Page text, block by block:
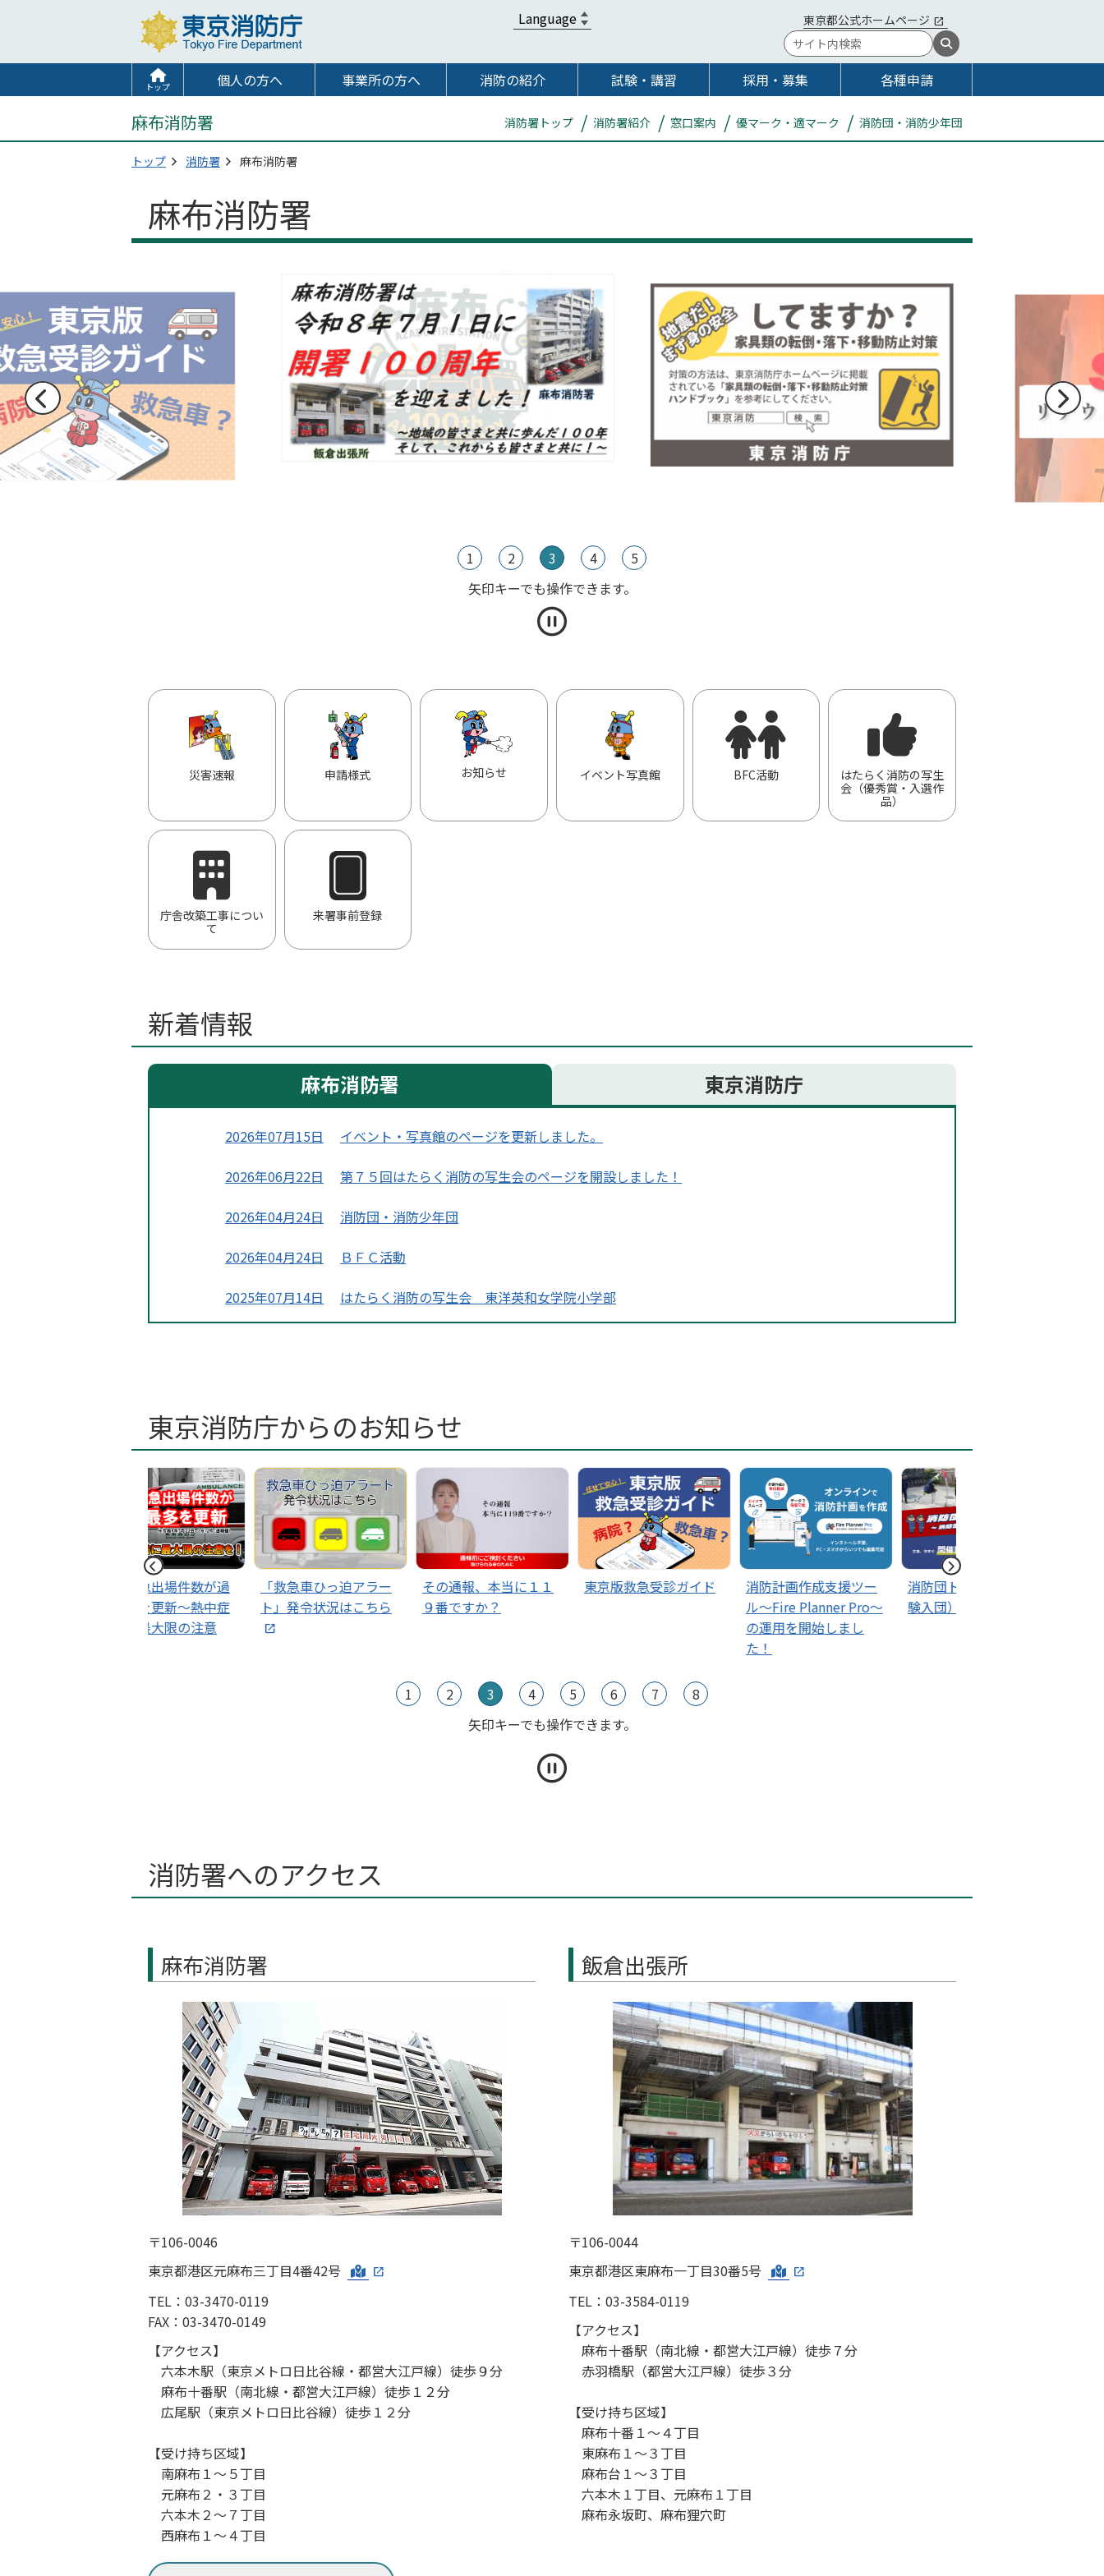
東京都公式ホームページ
トップ 個人の方へ 事業所の方へ 消防の紹介 試験・講習 採用・募集 各種申請
麻布消防署 消防署トップ 消防署紹介 窓口案内 優マーク・適マーク 消防団・消防少年団
トップ 消防署 麻布消防署
麻布消防署
1 2 3 4
5
矢印キーでも操作できます。
災害速報 申請様式 お知らせ イベント写真館 BFC活動
はたらく消防の写生
会（優秀賞・入選作
品）
庁舎改築工事につい
て
来署事前登録
新着情報
麻布消防署 東京消防庁
2026年07月15日 イベント・写真館のページを更新しました。
2026年06月22日 第７５回はたらく消防の写生会のページを開設しました！
2026年04月24日 消防団・消防少年団
2026年04月24日 ＢＦＣ活動
2025年07月14日 はたらく消防の写生会 東洋英和女学院小学部
2025年07月10日 はたらく消防の写生会 本村小学校
東京消防庁からのお知らせ
「救急車ひっ迫アラー
ト」発令状況はこちら
その通報、本当に１１
９番ですか？
東京版救急受診ガイド
消防計画作成支援ツー
ル～Fire Planner Pro～
の運用を開始しまし
消防団トライアル（体
験入団）
1 2 3 4 5 6 7
8
矢印キーでも操作できます。
消防署へのアクセス
麻布消防署
〒106-0046
東京都港区元麻布三丁目4番42号
TEL：03-3470-0119
FAX：03-3470-0149
【アクセス】
六本木駅（東京メトロ日比谷線・都営大江戸線）徒歩９分
麻布十番駅（南北線・都営大江戸線）徒歩１２分
広尾駅（東京メトロ日比谷線）徒歩１２分
【受け持ち区域】
南麻布１～５丁目
元麻布２・３丁目
六本木２～７丁目
西麻布１～４丁目
飯倉出張所
〒106-0044
東京都港区東麻布一丁目30番5号
TEL：03-3584-0119
​【アクセス】
麻布十番駅（南北線・都営大江戸線）徒歩７分
赤羽橋駅（都営大江戸線）徒歩３分
【受け持ち区域】
麻布十番１～４丁目
東麻布１～３丁目
麻布台１～３丁目
六本木１丁目、元麻布１丁目
麻布永坂町、麻布狸穴町